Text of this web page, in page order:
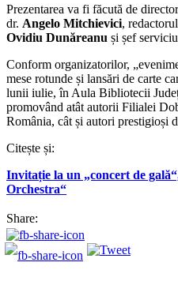
Prezentarea va fi făcută de
dr. Angelo Mitchievici,
Ovidiu Dunăreanu și șef
Conform organizatorilor,
mese rotunde și lansări de carte
lunii iulie, în Aula Bibliotecii
promovând atât autorii Filialei
România, cât și autori prestigioși
Citește și:
Invitație la un „concert de
Orchestra“
Share: